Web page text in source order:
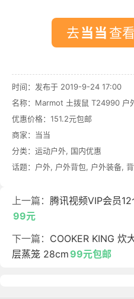
去 查
时间：发布于 2019-9-24 17:00
名称： Marmot 土拨鼠 T24990 户
优惠价格： 151.2元包邮
商家： 当当
分类： 运动户外, 国内优惠
话题： 户外, 户外背包, 户外装备,
上一篇： 腾讯视频VIP会员
99元
下一篇： COOKER KING 炊
层蒸笼 28cm99元包邮